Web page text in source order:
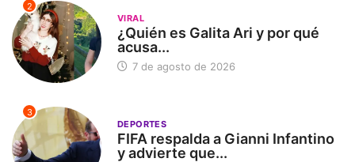
2
VIRAL
¿Quién es Galita Ari y por qué
acusa...
7 de agosto de 2026
3
DEPORTES
FIFA respalda a Gianni Infantino
y advierte que...